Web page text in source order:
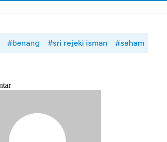
#benang #sri rejeki isman #saham